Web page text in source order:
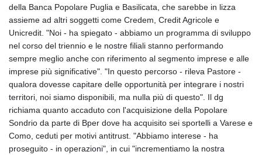
HKD 9.065451
HNL 30.967502
HRK 7.535417
HTG 151.068808
HUF 362.95604
IDR
20561.109276
ILS 3.46635
IMP 0.858821
INR 109.970331
IQD
1513.494564
della Banca Popolare Puglia e Basilicata, che sarebbe in lizza
assieme ad altri soggetti come Credem, Credit Agricole e
Unicredit. "Noi - ha spiegato - abbiamo un programma di sviluppo
nel corso del triennio e le nostre filiali stanno performando
sempre meglio anche con riferimento al segmento imprese e alle
imprese più significative". "In questo percorso - rileva Pastore -
qualora dovesse capitare delle opportunità per integrare i nostri
territori, noi siamo disponibili, ma nulla più di questo". Il dg
richiama quanto accaduto con l'acquisizione della Popolare
Sondrio da parte di Bper dove ha acquisito sei sportelli a Varese e
Como, ceduti per motivi antitrust. "Abbiamo interese - ha
proseguito - in operazioni", in cui "incrementiamo la nostra